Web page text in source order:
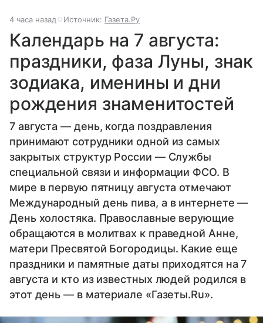
4 часа назад Источник: Газета.Ру
Календарь на 7 августа:
праздники, фаза Луны, знак
зодиака, именины и дни
рождения знаменитостей
7 августа — день, когда поздравления
принимают сотрудники одной из самых
закрытых структур России — Службы
специальной связи и информации ФСО. В
мире в первую пятницу августа отмечают
Международный день пива, а в интернете —
День холостяка. Православные верующие
обращаются в молитвах к праведной Анне,
матери Пресвятой Богородицы. Какие еще
праздники и памятные даты приходятся на 7
августа и кто из известных людей родился в
этот день — в материале «Газеты.Ru».